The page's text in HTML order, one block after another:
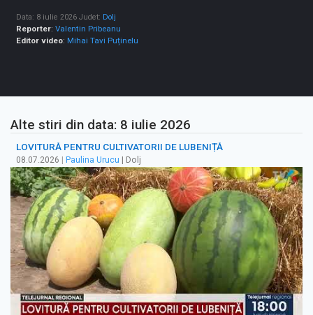
Data: 8 iulie 2026 Judet: Dolj
Reporter:Valentin Pribeanu
Editor video: Mihai Tavi Puținelu
Alte stiri din data: 8 iulie 2026
LOVITURĂ PENTRU CULTIVATORII DE LUBENIȚĂ
08.07.2026 Paulina Urucu | Dolj